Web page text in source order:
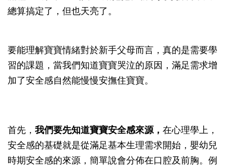
總算搞定了，但也天亮了。
要能理解寶寶情緒對於新手父母而言，真的是需要學
習的課題，當我們知道寶寶哭泣的原因，滿足需求增
加了安全感自然能慢慢安撫住寶寶。
首先， 我們要先知道寶寶安全感來源， 在心理學上，
安全感的基礎就是從滿足基本生理需求開始，嬰幼兒
時期安全感的來源，簡單說會分佈在口腔及前胸。例